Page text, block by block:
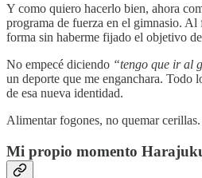
Y como quiero hacerlo bien, ahora
programa de fuerza en el gimnasio.
forma sin haberme fijado el objetivo
No empecé diciendo “tengo que ir al
un deporte que me enganchara. Todo
de esa nueva identidad.
Alimentar fogones, no quemar cerillas.
Mi propio momento